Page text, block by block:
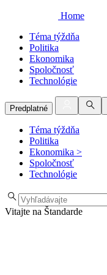
Home
Téma týždňa
Politika
Ekonomika
Spoločnosť
Technológie
Predplatné
Téma týždňa
Politika
Ekonomika >
Spoločnosť
Technológie
Vitajte na Štandarde